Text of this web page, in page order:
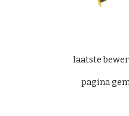
laatste
pagina